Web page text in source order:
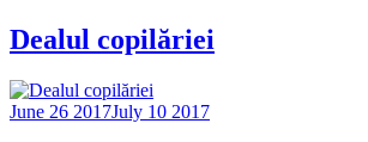
Dealul copilăriei
June 26 2017July 10 2017